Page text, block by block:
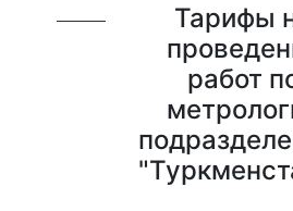
Тарифы
работ